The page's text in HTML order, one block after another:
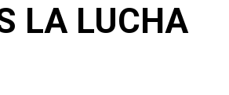
LA LUCHA